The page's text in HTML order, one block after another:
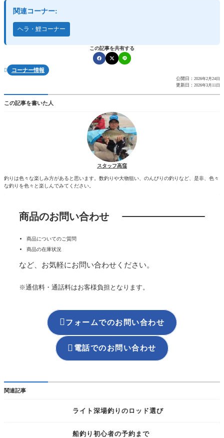
関連コーナー:
ヘラ・鯉コーナー
この記事を共有する
 コーナー情報
公開日： 2026年2月24日
更新日： 2026年3月11日
この記事を書いた人
スタッフ高窪
釣りは色々な楽しみ方があると思います。数釣りや大物狙い、のんびりの釣りなど、是非、色々
な釣りを色々と楽しんでみてください。
商品のお問い合わせ
商品についてのご質問
商品の在庫状況
など、お気軽にお問い合わせください。
※通信料・通話料はお客様負担となります。
 フォームでのお問い合わせ
 電話でのお問い合わせ
関連記事
ライト深場釣りのロッド選び
船釣り初心者の予約まで